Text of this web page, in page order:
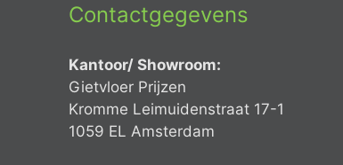
Contactgegevens
Kantoor/ Showroom:
Gietvloer Prijzen
Kromme Leimuidenstraat 17-1
1059 EL Amsterdam